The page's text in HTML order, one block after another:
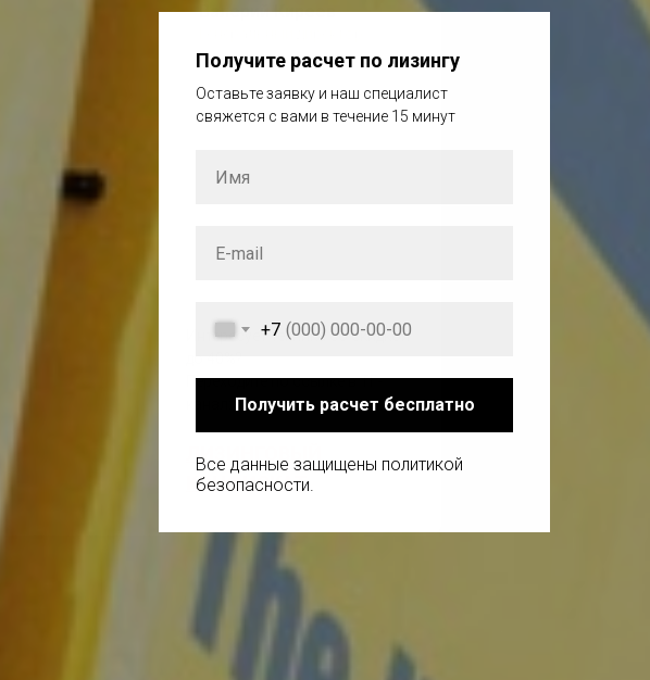
Получите расчет по лизингу
Оставьте заявку и наш специалист
свяжется с вами в течение 15 минут
+7
Получить расчет бесплатно
Все данные защищены политикой
безопасности.
Валерий Киреев
Интересует техника со скидкой
Переходите по ссылке в ТГ-
ЛИЗИНГОВЫЙ
КОНФИСКАТ